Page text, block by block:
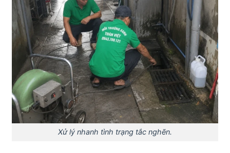
Xử lý nhanh tình trạng tắc nghẽn.